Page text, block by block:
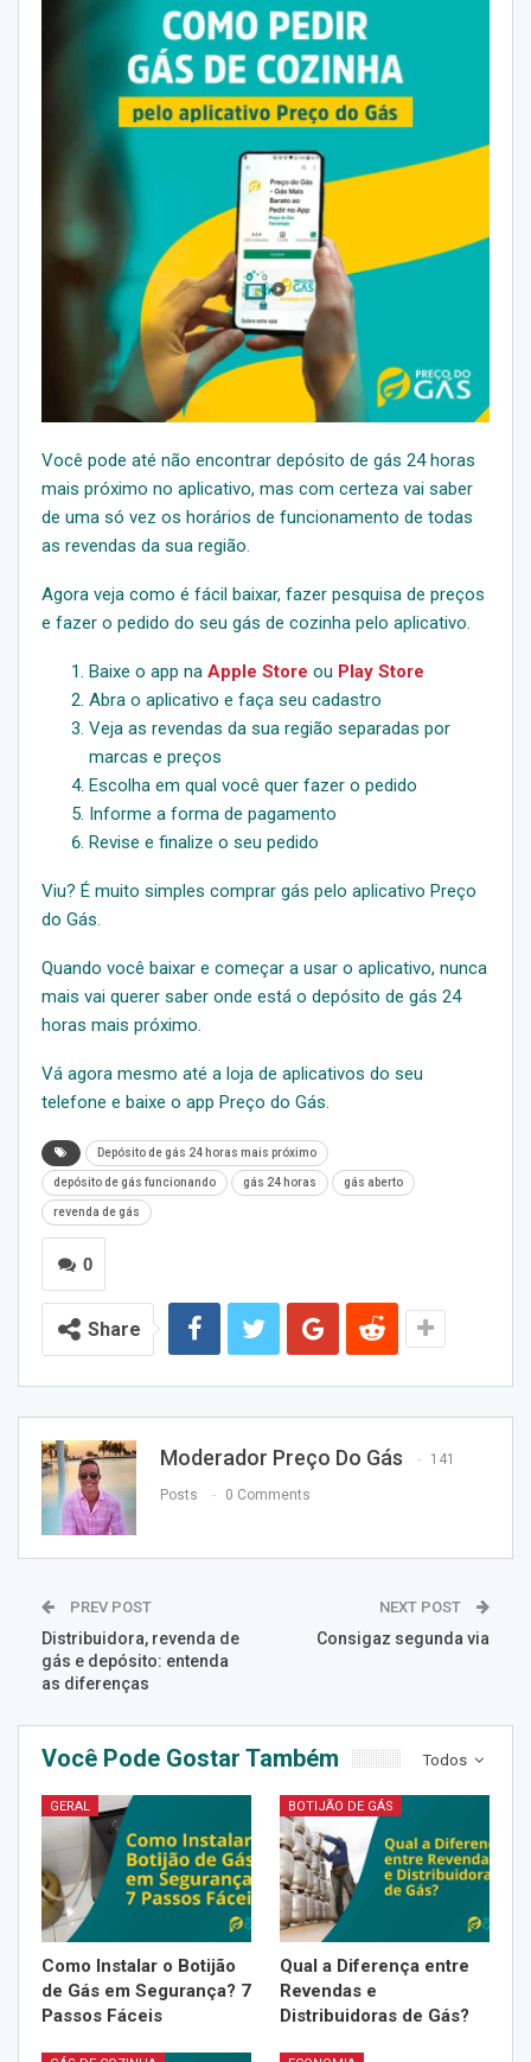
Você pode até não encontrar depósito de gás 24 horas
mais próximo no aplicativo, mas com certeza vai saber
de uma só vez os horários de funcionamento de todas
as revendas da sua região.
Agora veja como é fácil baixar, fazer pesquisa de preços
e fazer o pedido do seu gás de cozinha pelo aplicativo.
Baixe o app na Apple Store ou Play Store
Abra o aplicativo e faça seu cadastro
Veja as revendas da sua região separadas por
marcas e preços
Escolha em qual você quer fazer o pedido
Informe a forma de pagamento
Revise e finalize o seu pedido
Viu? É muito simples comprar gás pelo aplicativo Preço
do Gás.
Quando você baixar e começar a usar o aplicativo, nunca
mais vai querer saber onde está o depósito de gás 24
horas mais próximo.
Vá agora mesmo até a loja de aplicativos do seu
telefone e baixe o app Preço do Gás.
Depósito de gás 24 horas mais próximo
depósito de gás funcionando gás 24 horas gás aberto
revenda de gás
0
Share
Moderador Preço Do Gás 141
Posts 0 Comments
PREV POST
Distribuidora, revenda de
gás e depósito: entenda
as diferenças
NEXT POST
Consigaz segunda via
Todos
Você Pode Gostar Também
GERAL
Como Instalar o Botijão
de Gás em Segurança? 7
Passos Fáceis
BOTIJÃO DE GÁS
Qual a Diferença entre
Revendas e
Distribuidoras de Gás?